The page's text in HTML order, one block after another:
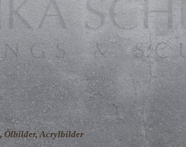
Ölbilder, Acrylbilder